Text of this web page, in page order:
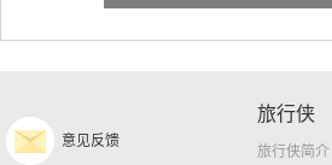
意见反馈
旅行侠
旅行侠简介